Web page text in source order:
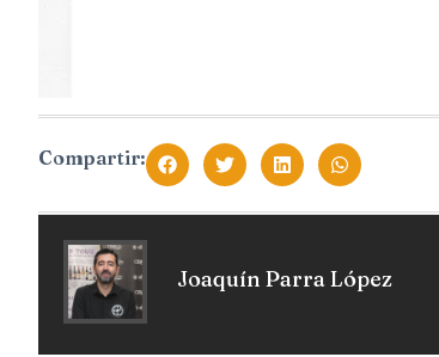
Compartir:
Joaquín Parra López